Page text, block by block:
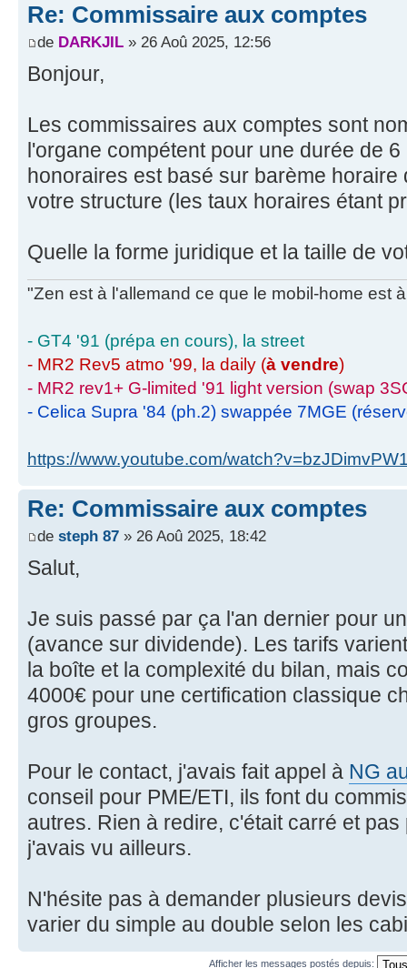
Re: Commissaire aux comptes
de DARKJIL » 26 Aoû 2025, 12:56
Bonjour,
Les commissaires aux comptes sont
l'organe compétent pour une durée de
honoraires est basé sur barème horaire
votre structure (les taux horaires étant
Quelle la forme juridique et la taille de
"Zen est à l'allemand ce que le mobil-home est
- GT4 '91 (prépa en cours), la street
- MR2 Rev5 atmo '99, la daily (à vendre)
- MR2 rev1+ G-limited '91 light version (swap
- Celica Supra '84 (ph.2) swappée 7MGE
https://www.youtube.com/
Re: Commissaire aux comptes
de steph 87 » 26 Aoû 2025, 18:42
Salut,
Je suis passé par ça l'an dernier pour
(avance sur dividende). Les tarifs
la boîte et la complexité du bilan, mais
4000€ pour une certification classique
gros groupes.
Pour le contact, j'avais fait appel à NG
conseil pour PME/ETI, ils font du
autres. Rien à redire, c'était carré et
j'avais vu ailleurs.
N'hésite pas à demander plusieurs
varier du simple au double selon les
Afficher les messages postés depuis: